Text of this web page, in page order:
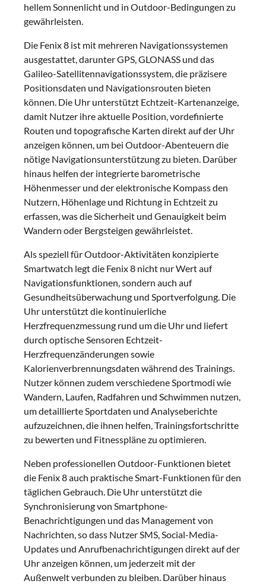
hellem Sonnenlicht und in Outdoor-Bedingungen zu
gewährleisten.
Die Fenix 8 ist mit mehreren Navigationssystemen
ausgestattet, darunter GPS, GLONASS und das
Galileo-Satellitennavigationssystem, die präzisere
Positionsdaten und Navigationsrouten bieten
können. Die Uhr unterstützt Echtzeit-Kartenanzeige,
damit Nutzer ihre aktuelle Position, vordefinierte
Routen und topografische Karten direkt auf der Uhr
anzeigen können, um bei Outdoor-Abenteuern die
nötige Navigationsunterstützung zu bieten. Darüber
hinaus helfen der integrierte barometrische
Höhenmesser und der elektronische Kompass den
Nutzern, Höhenlage und Richtung in Echtzeit zu
erfassen, was die Sicherheit und Genauigkeit beim
Wandern oder Bergsteigen gewährleistet.
Als speziell für Outdoor-Aktivitäten konzipierte
Smartwatch legt die Fenix 8 nicht nur Wert auf
Navigationsfunktionen, sondern auch auf
Gesundheitsüberwachung und Sportverfolgung. Die
Uhr unterstützt die kontinuierliche
Herzfrequenzmessung rund um die Uhr und liefert
durch optische Sensoren Echtzeit-
Herzfrequenzänderungen sowie
Kalorienverbrennungsdaten während des Trainings.
Nutzer können zudem verschiedene Sportmodi wie
Wandern, Laufen, Radfahren und Schwimmen nutzen,
um detaillierte Sportdaten und Analyseberichte
aufzuzeichnen, die ihnen helfen, Trainingsfortschritte
zu bewerten und Fitnesspläne zu optimieren.
Neben professionellen Outdoor-Funktionen bietet
die Fenix 8 auch praktische Smart-Funktionen für den
täglichen Gebrauch. Die Uhr unterstützt die
Synchronisierung von Smartphone-
Benachrichtigungen und das Management von
Nachrichten, so dass Nutzer SMS, Social-Media-
Updates und Anrufbenachrichtigungen direkt auf der
Uhr anzeigen können, um jederzeit mit der
Außenwelt verbunden zu bleiben. Darüber hinaus